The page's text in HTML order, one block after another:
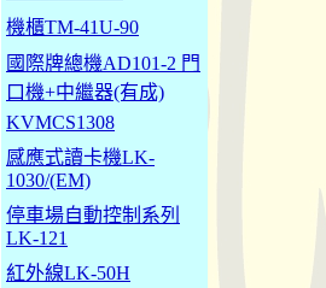
機櫃TM-41U-90
國際牌總機AD101-2 門
口機+中繼器(有成)
KVMCS1308
感應式讀卡機LK-
1030/(EM)
停車場自動控制系列
LK-121
紅外線LK-50H